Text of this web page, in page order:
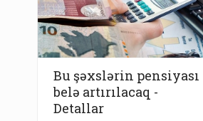
Bu şəxslərin pensiyası
belə artırılacaq -
Detallar